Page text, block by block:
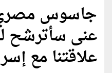
جاسوس مصري:
عنى سأترشح
علاقتنا مع